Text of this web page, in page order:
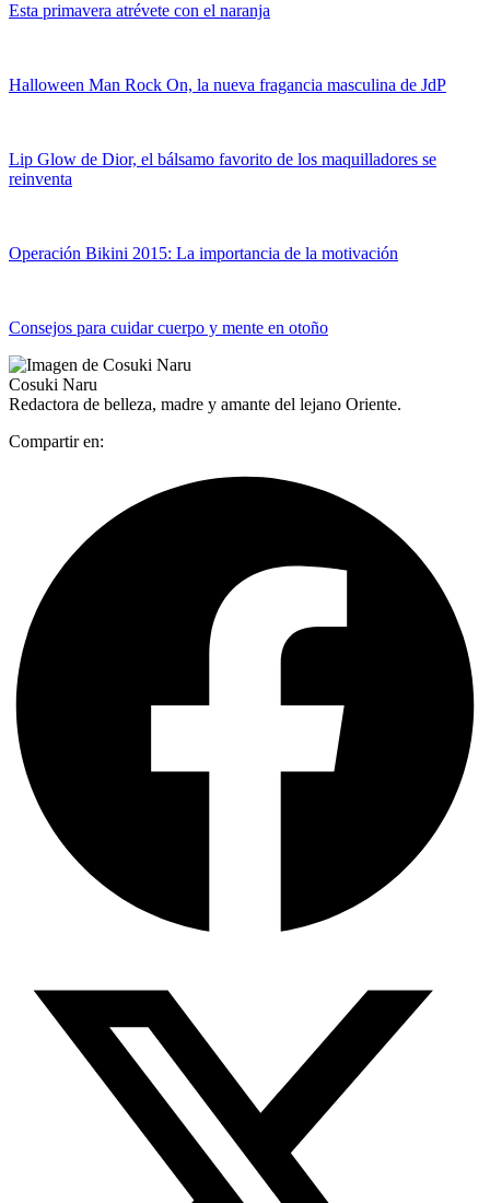
Esta primavera atrévete con el naranja
Halloween Man Rock On, la nueva fragancia masculina de JdP
Lip Glow de Dior, el bálsamo favorito de los maquilladores se
reinventa
Operación Bikini 2015: La importancia de la motivación
Consejos para cuidar cuerpo y mente en otoño
Cosuki Naru
Redactora de belleza, madre y amante del lejano Oriente.
Compartir en: